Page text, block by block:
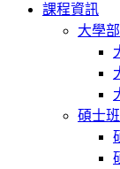
課程資訊
大學部
碩士班